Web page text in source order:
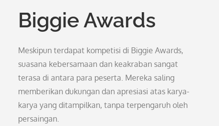
Biggie Awards
Meskipun terdapat kompetisi di Biggie Awards,
suasana kebersamaan dan keakraban sangat
terasa di antara para peserta. Mereka saling
memberikan dukungan dan apresiasi atas karya-
karya yang ditampilkan, tanpa terpengaruh oleh
persaingan.